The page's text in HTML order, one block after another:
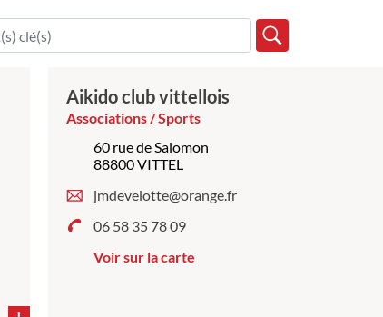
Aikido club vittellois
Associations / Sports
60 rue de Salomon
88800 VITTEL
jmdevelotte@orange.fr
06 58 35 78 09
Voir sur la carte